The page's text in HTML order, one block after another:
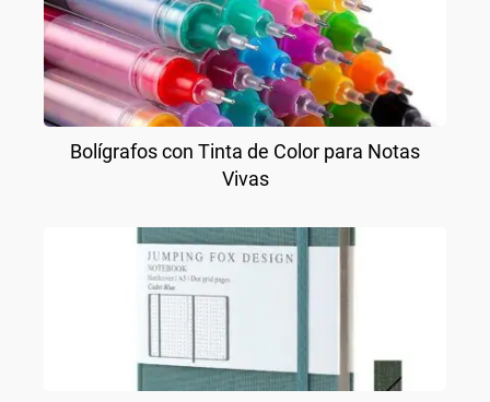
Bolígrafos con Tinta de Color para Notas
Vivas